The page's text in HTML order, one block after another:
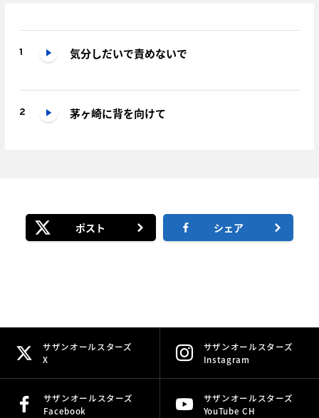
1 気分しだいで責めないで
2 茅ヶ崎に背を向けて
ポスト シェア
サザンオールスターズ
X
サザンオールスターズ
Instagram
サザンオールスターズ
Facebook
サザンオールスターズ
YouTube CH